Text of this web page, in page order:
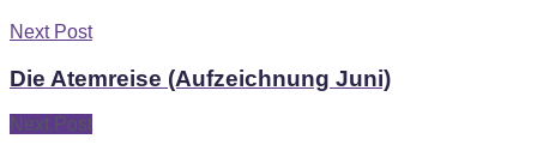
Next Post
Die Atemreise (Aufzeichnung Juni)
Next Post